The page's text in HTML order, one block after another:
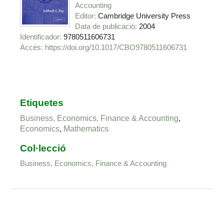
Accounting
Editor Cambridge University Press
Data de publicació 2004
Identificador 9780511606731
https://doi.org/10.1017/CBO9780511606731
Etiquetes
Business, Economics, Finance & Accounting,
Economics, Mathematics
Col·lecció
Business, Economics, Finance & Accounting